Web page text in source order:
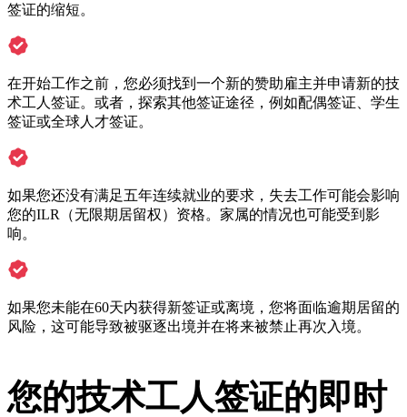
签证的缩短。
在开始工作之前，您必须找到一个新的赞助雇主并申请新的技
术工人签证。或者，探索其他签证途径，例如配偶签证、学生
签证或全球人才签证。
如果您还没有满足五年连续就业的要求，失去工作可能会影响
您的ILR（无限期居留权）资格。家属的情况也可能受到影
响。
如果您未能在60天内获得新签证或离境，您将面临逾期居留的
风险，这可能导致被驱逐出境并在将来被禁止再次入境。
您的技术工人签证的即时